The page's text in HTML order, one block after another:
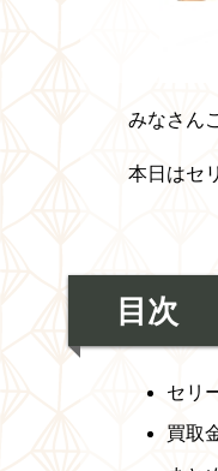
みなさん
本日はセ
目次
セリ
買取